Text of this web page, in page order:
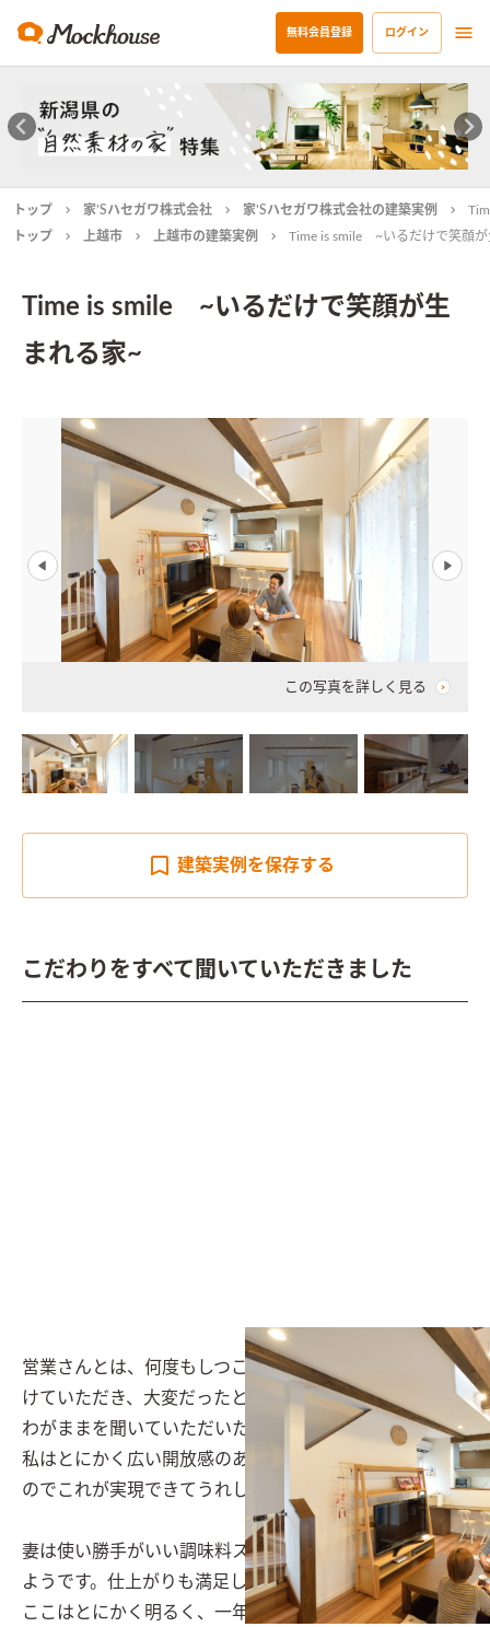
無料会員登録 ログイン
トップ 家’Sハセガワ株式会社 家’Sハセガワ株式会社の建築実例
トップ
上越市 上越市の建築実例 Time is smile ~いるだけで笑顔が
Time is smile ~いるだけで笑顔が生
まれる家~
この写真を詳しく見る
建築実例を保存する
こだわりをすべて聞いていただきました
営業さんとは、何度もしつこいくらい話し合う時間を設
けていただき、大変だったと思います(笑)
わがままを聞いていただいたことに感謝しています。
私はとにかく広い開放感のある広いお風呂が欲しかった
のでこれが実現できてうれしかったです。
妻は使い勝手がいい調味料ストッカーにこだわっていた
ようです。仕上がりも満足していました。
ここはとにかく明るく、一年を通して風も良く通る場所